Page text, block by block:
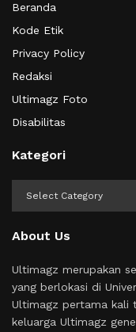
Beranda
Kode Etik
Privacy Policy
Redaksi
Ultimagz Foto
Disabilitas
Kategori
About Us
Ultimagz merupakan
yang berlokasi di
Ultimagz pertama kali
keluarga Ultimagz